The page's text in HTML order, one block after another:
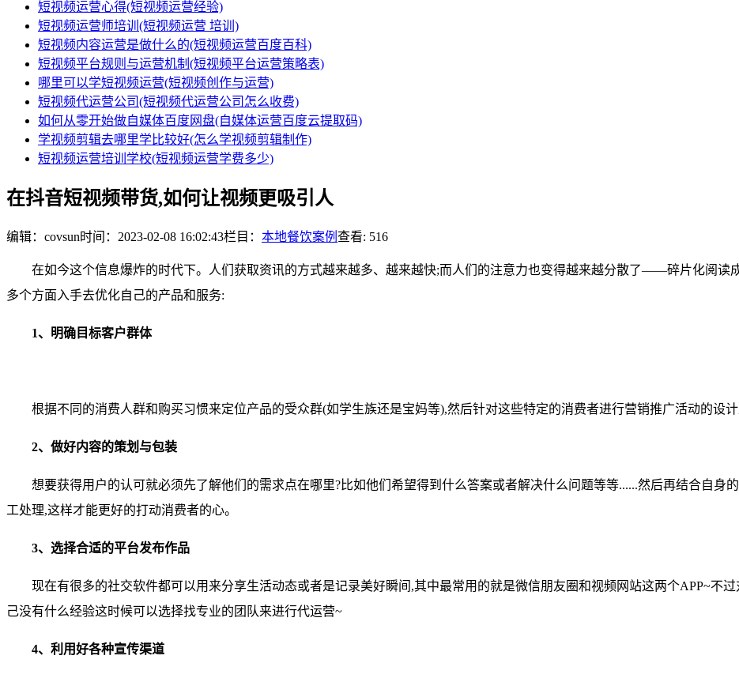
短视频运营心得(短视频运营经验)
短视频运营师培训(短视频运营 培训)
短视频内容运营是做什么的(短视频运营百度百科)
短视频平台规则与运营机制(短视频平台运营策略表)
哪里可以学短视频运营(短视频创作与运营)
短视频代运营公司(短视频代运营公司怎么收费)
如何从零开始做自媒体百度网盘(自媒体运营百度云提取码)
学视频剪辑去哪里学比较好(怎么学视频剪辑制作)
短视频运营培训学校(短视频运营学费多少)
在抖音短视频带货,如何让视频更吸引人
编辑：covsun时间：2023-02-08 16:02:43栏目： 本地餐饮案例 查看: 516
在如今这个信息爆炸的时代下。人们获取资讯的方式越来越多、越来越快;而人们的注意力也变得越来越分散了——碎片化阅读
多个方面入手去优化自己的产品和服务:
1、明确目标客户群体
根据不同的消费人群和购买习惯来定位产品的受众群(如学生族还是宝妈等),然后针对这些特定的消费者进行营销推广活动的设计
2、做好内容的策划与包装
想要获得用户的认可就必须先了解他们的需求点在哪里?比如他们希望得到什么答案或者解决什么问题等等......然后再结合自身
工处理,这样才能更好的打动消费者的心。
3、选择合适的平台发布作品
现在有很多的社交软件都可以用来分享生活动态或者是记录美好瞬间,其中最常用的就是微信朋友圈和视频网站这两个APP~不
己没有什么经验这时候可以选择找专业的团队来进行代运营~
4、利用好各种宣传渠道